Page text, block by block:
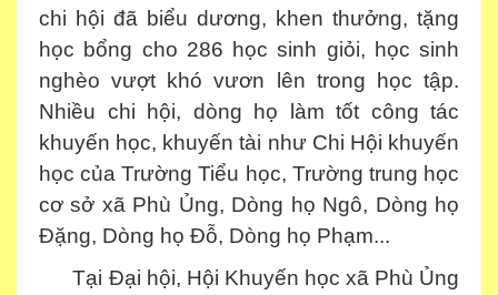
chi hội đã biểu dương, khen thưởng, tặng
học bổng cho 286 học sinh giỏi, học sinh
nghèo vượt khó vươn lên trong học tập.
Nhiều chi hội, dòng họ làm tốt công tác
khuyến học, khuyến tài như Chi Hội khuyến
học của Trường Tiểu học, Trường trung học
cơ sở xã Phù Ủng, Dòng họ Ngô, Dòng họ
Đặng, Dòng họ Đỗ, Dòng họ Phạm...
Tại Đại hội, Hội Khuyến học xã Phù Ủng